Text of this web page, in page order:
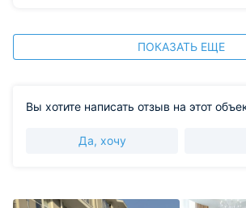
ПОКАЗАТЬ ЕЩЕ
Вы хотите написать отзыв на этот
Да, хочу